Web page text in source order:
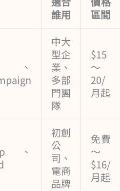
誰用
區間
、
中大
型企
業、
多部
門團
隊
$15
～
20/
月起
、
初創
公
司、
電商
品牌
免費
～
$16/
月起